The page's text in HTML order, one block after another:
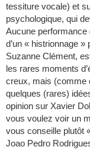
tessiture vocale) et
psychologique, qui
Aucune performance
d’un « histrionnage
Suzanne Clément,
les rares moments
creux, mais (comme
quelques (rares)
opinion sur Xavier
vous voulez voir un
vous conseille plutôt
Joao Pedro